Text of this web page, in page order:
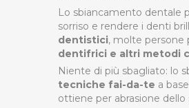
Lo sbiancamento dentale
sorriso e rendere i denti
dentistici, molte persone
dentifrici e altri metodi
Niente di più sbagliato: lo
tecniche fai-da-te a
ottiene per abrasione